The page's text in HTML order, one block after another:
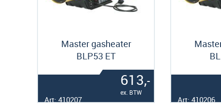
Master gasheater
BLP53 ET
613,-
ex. BTW
Art: 410207 Art: 410206